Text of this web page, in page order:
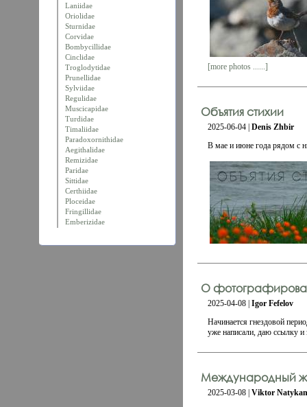
Laniidae
Oriolidae
Sturnidae
Corvidae
Bombycillidae
Cinclidae
Troglodytidae
Prunellidae
Sylviidae
Regulidae
Muscicapidae
Turdidae
Timaliidae
Paradoxornithidae
Aegithalidae
Remizidae
Paridae
Sittidae
Certhiidae
Ploceidae
Fringillidae
Emberizidae
[more photos ......]
Объятия стихии
2025-06-04 | Denis Zhbir
В мае и июне года рядом с
О
2025-04-08 | Igor Fefelov
Начинается гнездовой
уже написали, даю ссылку
Международный
2025-03-08 | Viktor